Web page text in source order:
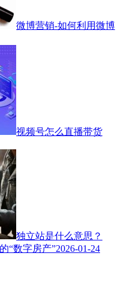
微博营销-如何利用微博
视频号怎么直播带货
独立站是什么意思？
“数字房产”2026-01-24